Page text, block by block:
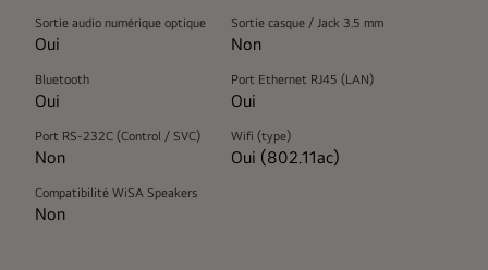
Sortie audio numérique optique
Oui
Sortie casque / Jack 3.5 mm
Non
Bluetooth
Oui
Port Ethernet RJ45 (LAN)
Oui
Port RS-232C (Control / SVC)
Non
Wifi (type)
Oui (802.11ac)
Compatibilité WiSA Speakers
Non